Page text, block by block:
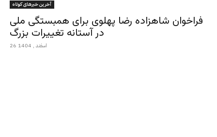
آخرین خبرهای کوتاه
فراخوان شاهزاده رضا پهلوی برای همبستگی ملی
در آستانه تغییرات بزرگ
26 اسفند , 1404